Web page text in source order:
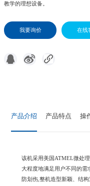
教学的理想设备。
我要询价 在线
产品介绍 产品特点 操
该机采用美国ATMEL微处
大程度地满足用户不同的需
防划伤,整机造型新颖、结